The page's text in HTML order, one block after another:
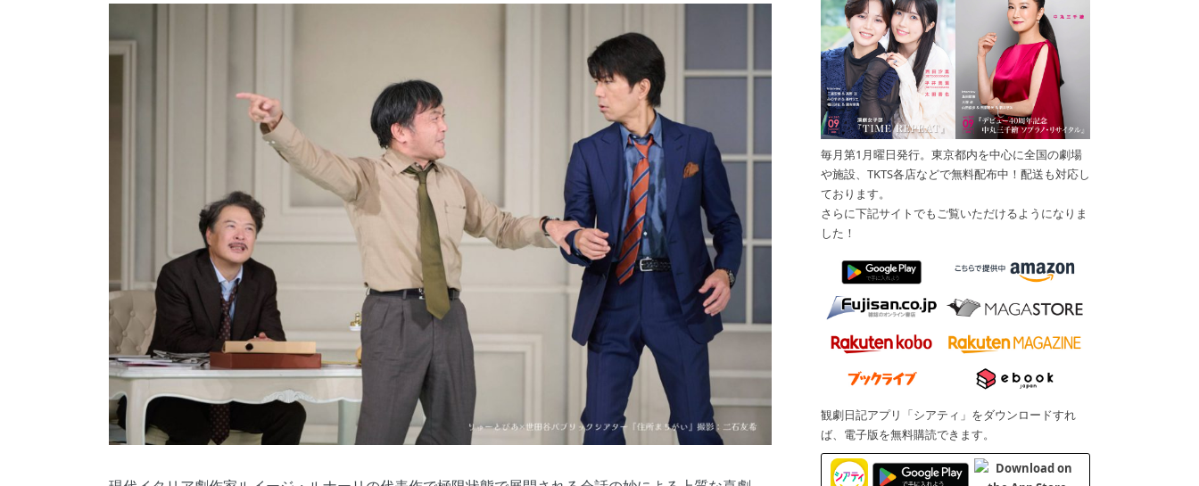
毎月第1月曜日発行。東京都内を中心に全国の劇場
や施設、TKTS各店などで無料配布中！配送も対応し
ております。
さらに下記サイトでもご覧いただけるようになりま
した！
観劇日記アプリ「シアティ」をダウンロードすれ
ば、電子版を無料購読できます。